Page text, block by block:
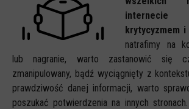
internecie
krytycyzmem i
natrafimy na
lub nagranie, warto zastanowić
zmanipulowany, bądź wyciągnięty z
prawdziwość danej informacji, warto
poszukać potwierdzenia na innych stronach.